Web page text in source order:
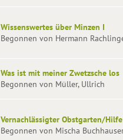
Wissenswertes über Minzen I
Begonnen von Hermann
Was ist mit meiner Zwetzsche los
Begonnen von Müller, Ullrich
Vernachlässigter Obstgarten/
Begonnen von Mischa